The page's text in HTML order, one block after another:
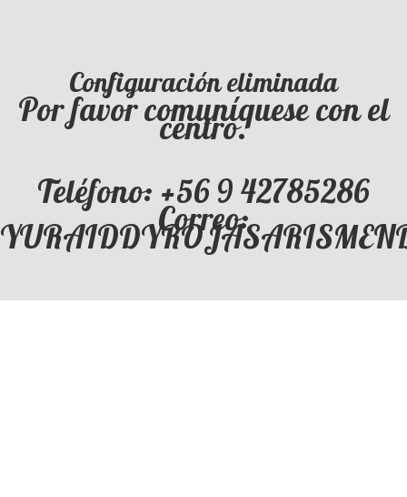
Configuración eliminada
Por favor comuníquese con el
centro.
Teléfono: +56 9 42785286
Correo: